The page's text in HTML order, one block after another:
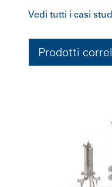
Vedi tutti i casi
Prodotti